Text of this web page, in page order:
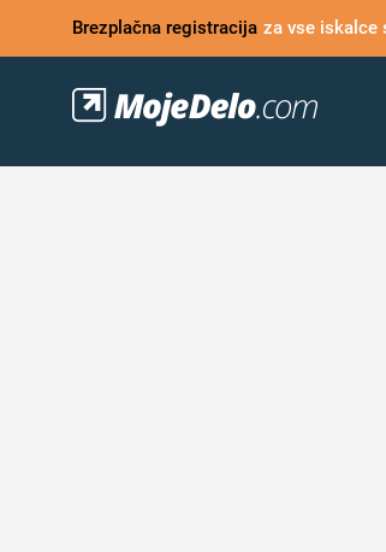
Brezplačna registracija za vse iskalce